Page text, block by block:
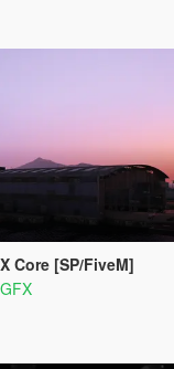
Core [SP/FiveM]